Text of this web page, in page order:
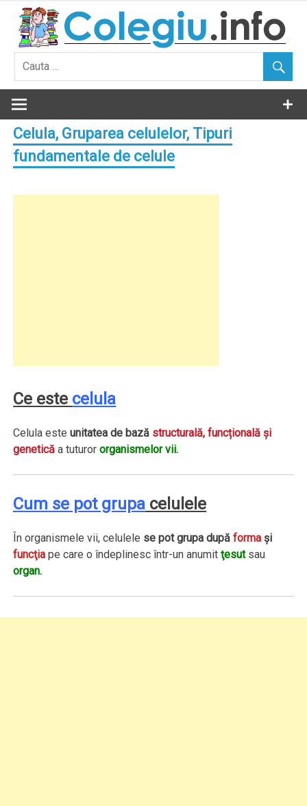
content
Celula, Gruparea celulelor, Tipuri
fundamentale de celule
Ce este celula
Celula esteunitatea de bază structurală, funcțională și
genetică a tuturororganismelor vii.
Cum se pot grupa celulele
În organismele vii, celulele se pot grupa dupăforma şi
funcţia pe care o îndeplinesc într-un anumitţesutsau
organ.